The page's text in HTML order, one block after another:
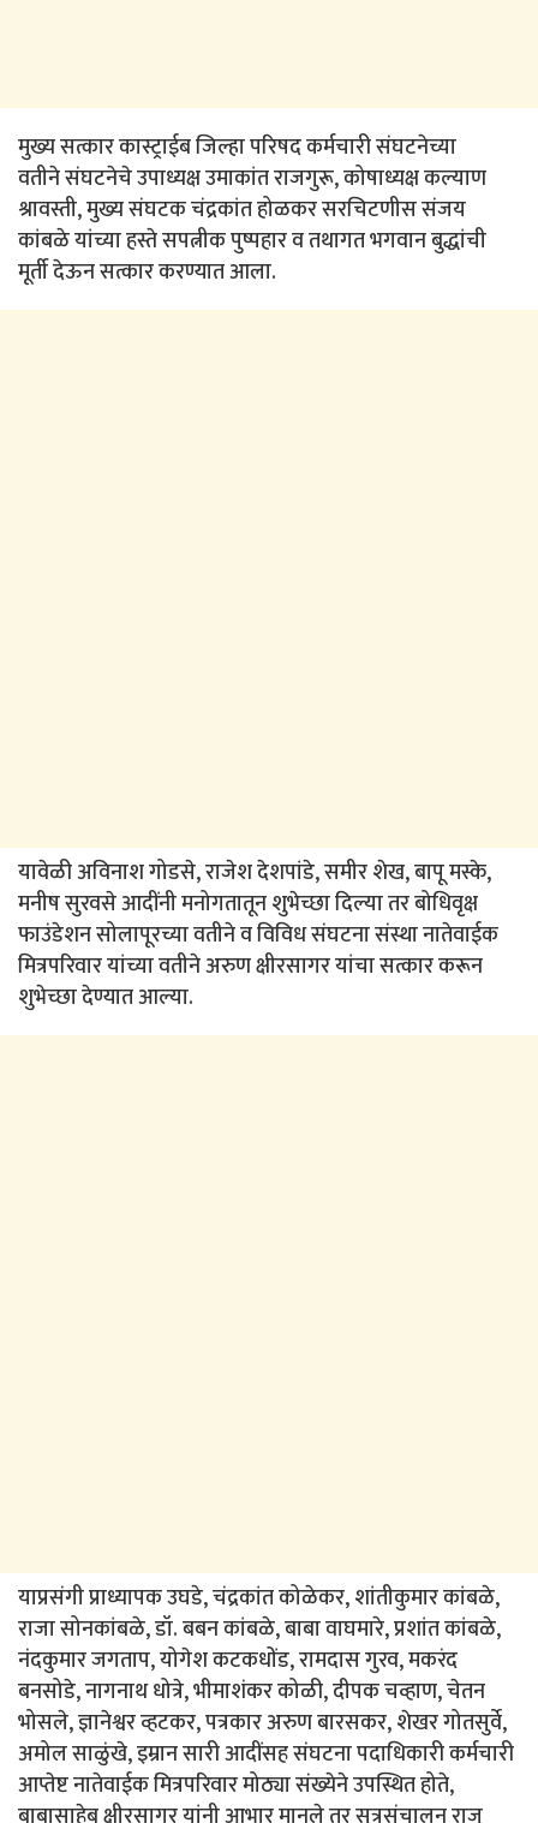
मुख्य सत्कार कास्ट्राईब जिल्हा परिषद कर्मचारी संघटनेच्या
वतीने संघटनेचे उपाध्यक्ष उमाकांत राजगुरू, कोषाध्यक्ष कल्याण
श्रावस्ती, मुख्य संघटक चंद्रकांत होळकर सरचिटणीस संजय
कांबळे यांच्या हस्ते सपत्नीक पुष्पहार व तथागत भगवान बुद्धांची
मूर्ती देऊन सत्कार करण्यात आला.
यावेळी अविनाश गोडसे, राजेश देशपांडे, समीर शेख, बापू मस्के,
मनीष सुरवसे आदींनी मनोगतातून शुभेच्छा दिल्या तर बोधिवृक्ष
फाउंडेशन सोलापूरच्या वतीने व विविध संघटना संस्था नातेवाईक
मित्रपरिवार यांच्या वतीने अरुण क्षीरसागर यांचा सत्कार करून
शुभेच्छा देण्यात आल्या.
याप्रसंगी प्राध्यापक उघडे, चंद्रकांत कोळेकर, शांतीकुमार कांबळे,
राजा सोनकांबळे, डॉ. बबन कांबळे, बाबा वाघमारे, प्रशांत कांबळे,
नंदकुमार जगताप, योगेश कटकधोंड, रामदास गुरव, मकरंद
बनसोडे, नागनाथ धोत्रे, भीमाशंकर कोळी, दीपक चव्हाण, चेतन
भोसले, ज्ञानेश्वर व्हटकर, पत्रकार अरुण बारसकर, शेखर गोतसुर्वे,
अमोल साळुंखे, इम्रान सारी आदींसह संघटना पदाधिकारी कर्मचारी
आप्तेष्ट नातेवाईक मित्रपरिवार मोठ्या संख्येने उपस्थित होते,